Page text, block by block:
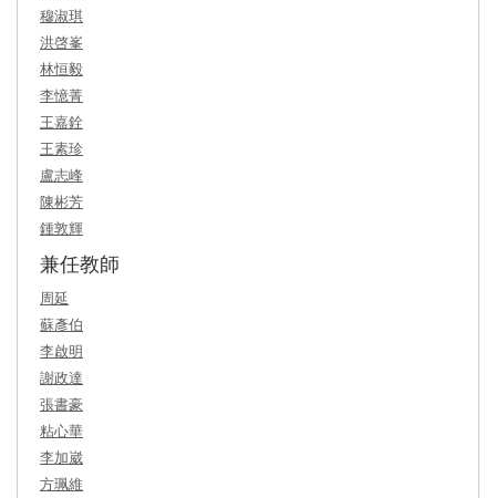
穆淑琪
洪啓峯
林恒毅
李憶菁
王嘉銓
王素珍
盧志峰
陳彬芳
鍾敦輝
兼任教師
周延
蘇彥伯
李啟明
謝政達
張書豪
粘心華
李加崴
方珮維